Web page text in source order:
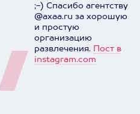
;-) Спасибо агентству
@axaa.ru за хорошую
и простую
организацию
развлечения. Пост в
instagram.com